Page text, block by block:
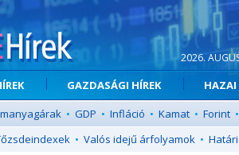
2026.
GAZDASÁGI HÍREK HAZAI
• GDP • Infláció • Kamat • Forint •
• Valós idejű árfolyamok •